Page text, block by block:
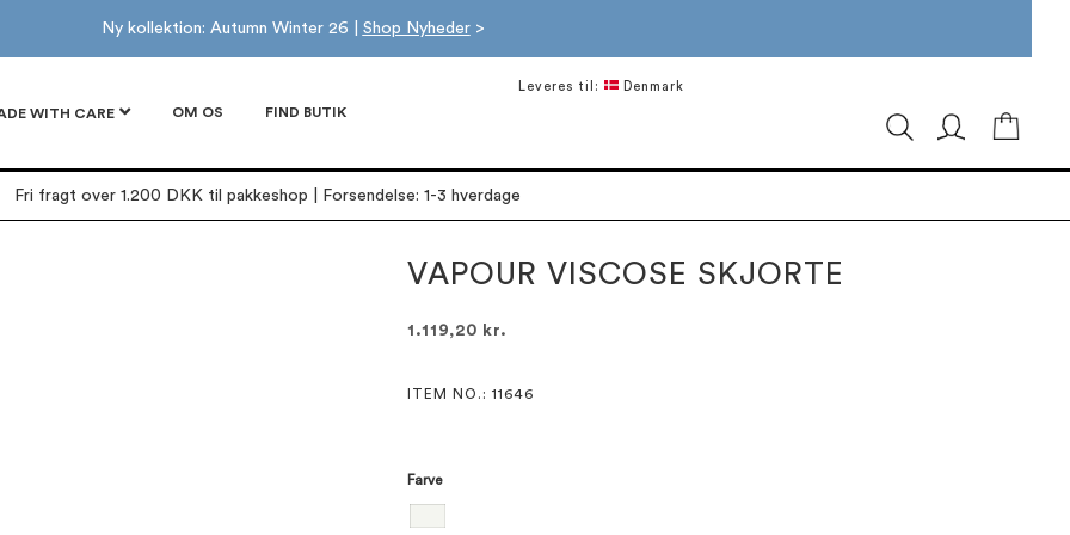
Ny kollektion: Autumn Winter 26 | Shop Nyheder>
WITH CARE OM OS FIND BUTIK
Leveres til: Denmark
Fri fragt over 1.200 DKK til pakkeshop | Forsendelse: 1-3 hverdage
VAPOUR VISCOSE SKJORTE
1.119,20 kr.
ITEM NO. : 11646
Farve